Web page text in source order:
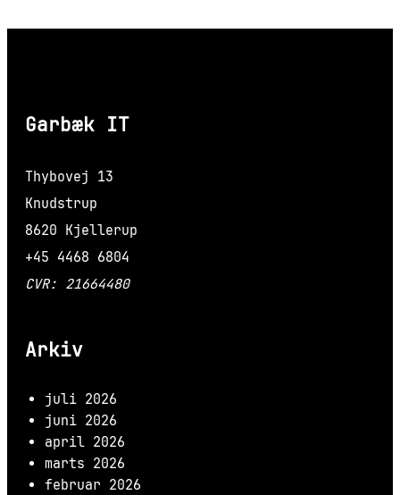
Garbæk IT
Thybovej 13
Knudstrup
8620 Kjellerup
+45 4468 6804
CVR: 21664480
Arkiv
juli 2026
juni 2026
april 2026
marts 2026
februar 2026